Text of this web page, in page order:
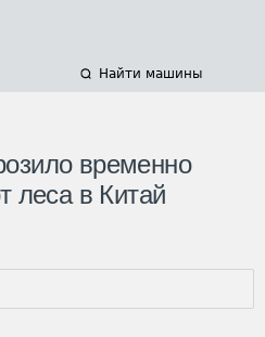
Найти машины
временно
леса в Китай